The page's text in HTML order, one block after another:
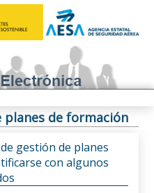
planes de formación
gestión de planes
con algunos